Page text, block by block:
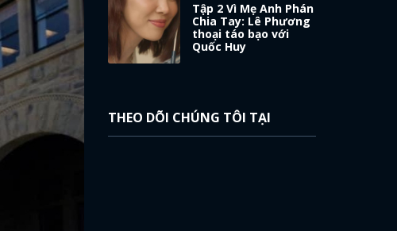
Tập 2 Vì Mẹ Anh Phán
Chia Tay: Lê Phương
thoại táo bạo với
Quốc Huy
THEO DÕI CHÚNG TÔI TẠI